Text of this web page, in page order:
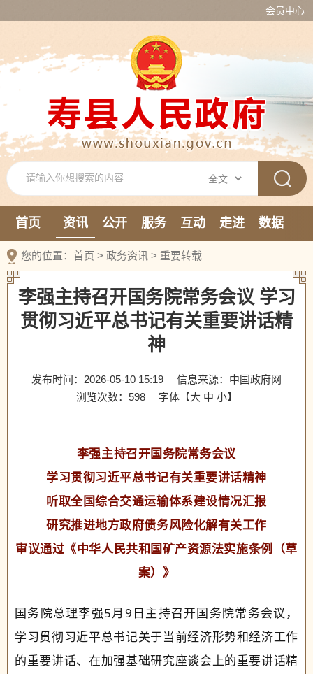
会员中心
首页 资讯 公开 服务 互动 走进
数据
新媒体
您的位置： 首页 > 政务资讯 > 重要转载
李强主持召开国务院常务会议 学习
贯彻习近平总书记有关重要讲话精
神
发布时间：2026-05-10 15:19
信息来源：中国政府网
浏览次数： 598 字体【大 中 小】
李强主持召开国务院常务会议
学习贯彻习近平总书记有关重要讲话精神
听取全国综合交通运输体系建设情况汇报
研究推进地方政府债务风险化解有关工作
审议通过《中华人民共和国矿产资源法实施条例（草
案）》
国务院总理李强5月9日主持召开国务院常务会议，
学习贯彻习近平总书记关于当前经济形势和经济工作
的重要讲话、在加强基础研究座谈会上的重要讲话精